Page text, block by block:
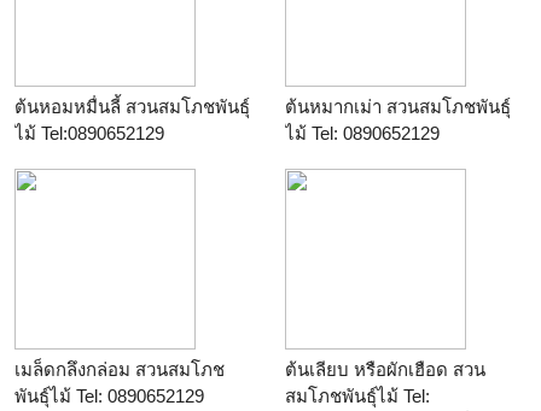
ต้นหอมหมื่นลี้ สวนสมโภชพันธุ์
ไม้ Tel:0890652129
ต้นหมากเม่า สวนสมโภชพันธุ์
ไม้ Tel: 0890652129
เมล็ดกลึงกล่อม สวนสมโภช
พันธุ์ไม้ Tel: 0890652129
ต้นเลียบ หรือผักเฮือด สวน
สมโภชพันธุ์ไม้ Tel: